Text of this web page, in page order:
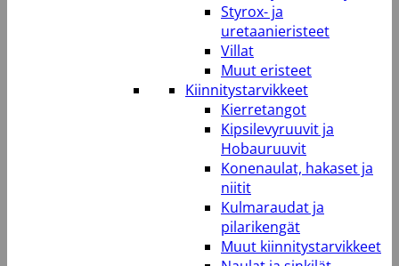
Styrox- ja
uretaanieristeet
Villat
Muut eristeet
Kiinnitystarvikkeet
Kierretangot
Kipsilevyruuvit ja
Hobauruuvit
Konenaulat, hakaset ja
niitit
Kulmaraudat ja
pilarikengät
Muut kiinnitystarvikkeet